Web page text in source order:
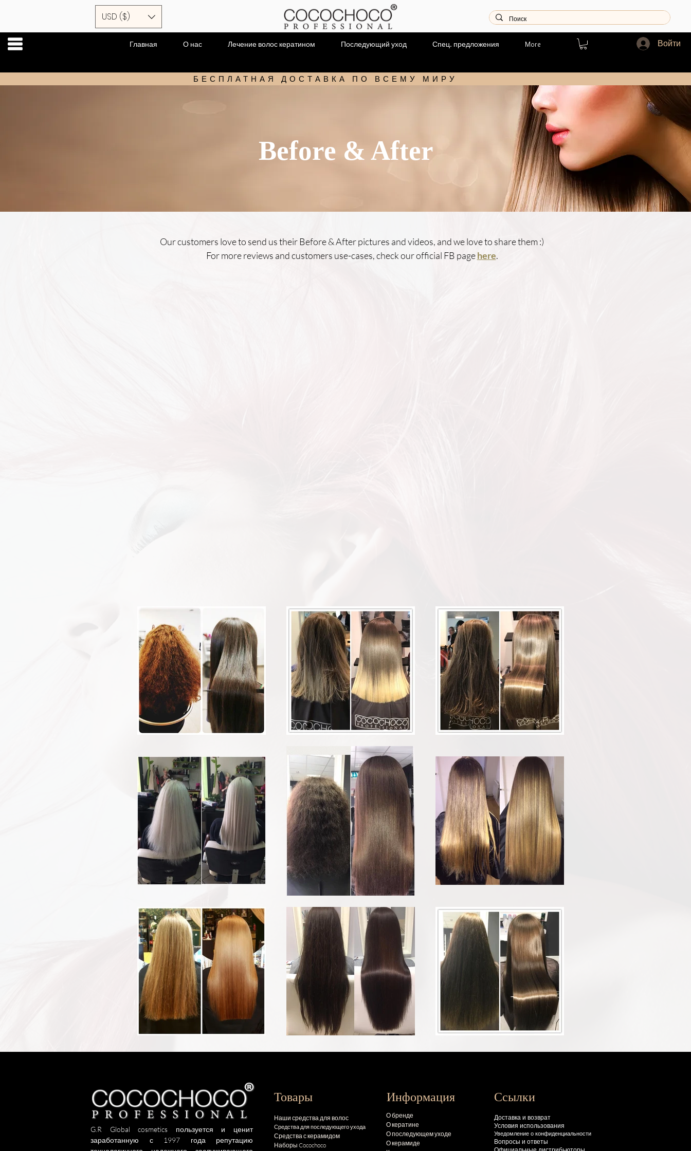
USD ($)
Войти
Главная О нас Лечение волос кератином Последующий уход Спец. предложения More
БЕСПЛАТНАЯ ДОСТАВКА ПО ВСЕМУ МИРУ
Before & After
Our customers love to send us their Before & After pictures and videos, and we love to share them :)
For more reviews and customers use-cases, check our official FB pagehere.
G.R Global cosmetics пользуется и ценит
заработанную с 1997 года репутацию
Товары
Наши средства для волос
Средства для последующего ухода
Средства с керамидом
Наборы Cocochoco
Информация
О бренде
О кератине
О последующем уходе
О керамиде
Ссылки
Доставка и возврат
Условия использования
Уведомление о конфиденциальности
Вопросы и ответы